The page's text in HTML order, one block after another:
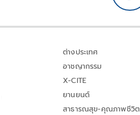
ต่างประเทศ
อาชญากรรม
X-CITE
ยานยนต์
สาธารณสุข-คุณภาพชีวิต